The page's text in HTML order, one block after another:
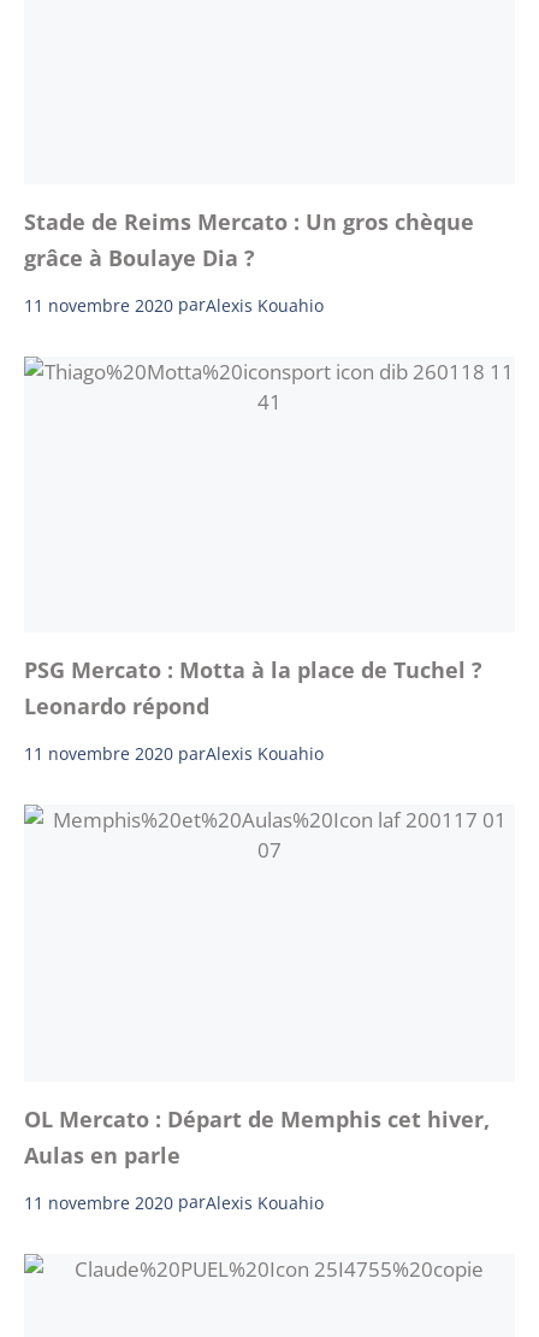
Stade de Reims Mercato : Un gros chèque
grâce à Boulaye Dia ?
11 novembre 2020 parAlexis Kouahio
PSG Mercato : Motta à la place de Tuchel ?
Leonardo répond
11 novembre 2020 parAlexis Kouahio
OL Mercato : Départ de Memphis cet hiver,
Aulas en parle
11 novembre 2020 parAlexis Kouahio